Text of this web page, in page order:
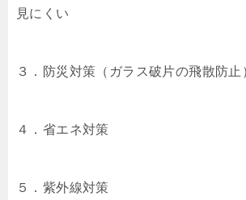
見にくい
３．防災対策（ガラス破片の飛散防止
４．省エネ対策
５．紫外線対策